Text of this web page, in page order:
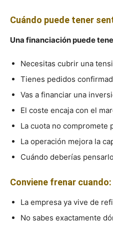
Cuándo puede tener
Una financiación puede
Necesitas cubrir una
Tienes pedidos
Vas a financiar una
El coste encaja con el
La cuota no compromete
La operación mejora la
Cuándo deberías
Conviene frenar cuando:
La empresa ya vive de
No sabes exactamente